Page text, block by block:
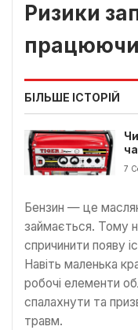
Ризики
БІЛЬШЕ ІСТОРІЙ
7
Бензин — це
займається. Тому
спричинити появу
Навіть маленька
робочі елементи
спалахнути та
травм.